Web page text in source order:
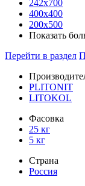
242х700
400х400
200х500
Показать
Перейти в раздел
PLITONIT
LITOKOL
Фасовка
25 кг
5 кг
Страна
Россия